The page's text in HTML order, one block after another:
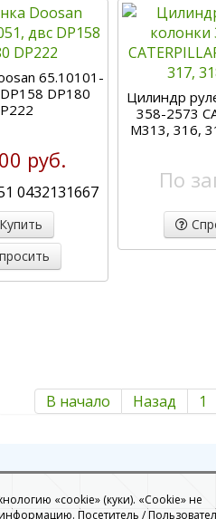
65.10101-
DP180
руб.
0432131667
Купить
Цилиндр
358-2573
M313, 316,
По
В начало Назад 1
«cookie» (куки). «Cookie» не
Посетитель /